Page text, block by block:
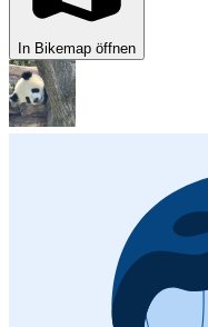
In Bikemap öffnen